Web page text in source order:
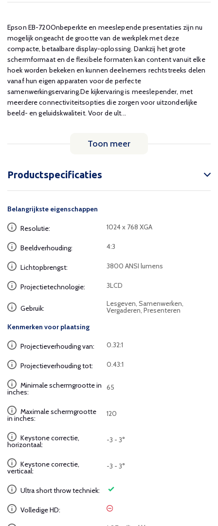
Epson EB-720Onbeperkte en meeslepende presentaties zijn nu
mogelijk ongeacht de grootte van de werkplek met deze
compacte, betaalbare display-oplossing. Dankzij het grote
schermformaat en de flexibele formaten kan content vanuit elke
hoek worden bekeken en kunnen deelnemers rechtstreeks delen
vanaf hun eigen apparaten voor de perfecte
samenwerkingservaring.De kijkervaring is meeslepender, met
meerdere connectiviteitsopties die zorgen voor uitzonderlijke
beeld- en geluidskwaliteit. Voor de ult...
Toon meer
Productspecificaties
Belangrijkste eigenschappen
Resolutie: 1024 x 768 XGA
Beeldverhouding: 4:3
Lichtopbrengst: 3800 ANSI lumens
Projectietechnologie: 3LCD
Gebruik:
Lesgeven, Samenwerken,
Vergaderen, Presenteren
Kenmerken voor plaatsing
Projectieverhouding van: 0.32:1
Projectieverhouding tot: 0.43:1
Minimale schermgrootte in
inches:
65
Maximale schermgrootte
in inches:
120
Keystone correctie,
horizontaal:
-3 - 3°
Keystone correctie,
verticaal:
-3 - 3°
Ultra short throw techniek:
Volledige HD: